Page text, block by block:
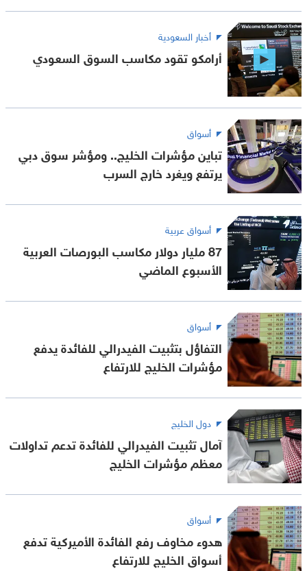
أخبار السعودية
أرامكو تقود مكاسب السوق السعودي
أسواق
تباين مؤشرات الخليج.. ومؤشر سوق دبي
يرتفع ويغرد خارج السرب
أسواق عربية
87 مليار دولار مكاسب البورصات العربية
الأسبوع الماضي
أسواق
التفاؤل بتثبيت الفيدرالي للفائدة يدفع
مؤشرات الخليج للارتفاع
دول الخليج
آمال تثبيت الفيدرالي للفائدة تدعم تداولات
معظم مؤشرات الخليج
أسواق
هدوء مخاوف رفع الفائدة الأميركية تدفع
أسواق الخليج للارتفاع